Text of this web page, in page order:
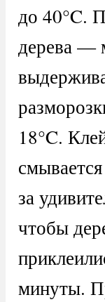
до 40°C.
дерева —
18°C.
за
чтобы
минуты.